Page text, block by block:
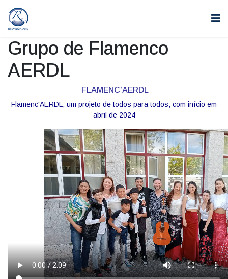
Grupo de Flamenco
AERDL
FLAMENC’AERDL
Flamenc'AERDL, um projeto de todos para todos, com início em
abril de 2024